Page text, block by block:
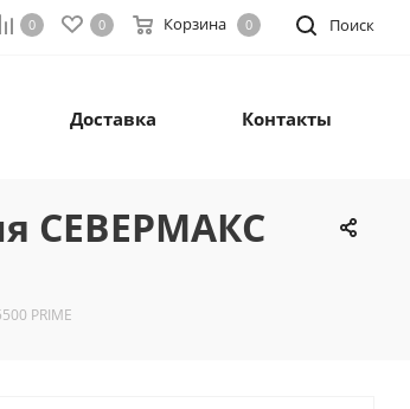
Поиск
0 0 Корзина 0
Доставка Контакты
СЕВЕРМАКС
PRIME